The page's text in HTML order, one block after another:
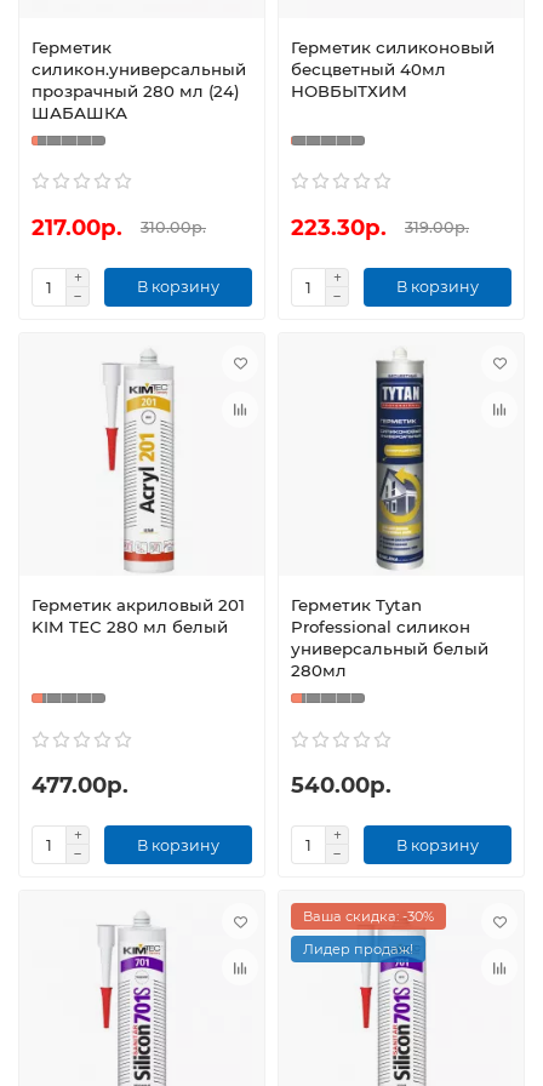
Герметик
силикон.универсальный
прозрачный 280 мл (24)
ШАБАШКА
217.00р. 310.00р.
В корзину
Герметик силиконовый
бесцветный 40мл
НОВБЫТХИМ
223.30р. 319.00р.
В корзину
Герметик акриловый 201
KIM TEC 280 мл белый
477.00р.
В корзину
Герметик Tytan
Professional силикон
универсальный белый
280мл
540.00р.
В корзину
Ваша скидка: -30%
Лидер продаж!